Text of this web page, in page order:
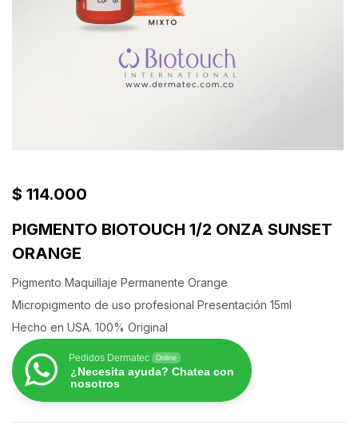
$ 114.000
PIGMENTO BIOTOUCH 1/2 ONZA SUNSET
ORANGE
Pigmento Maquillaje Permanente Orange
Micropigmento de uso profesional Presentación 15ml
Hecho en USA. 100% Original
Pedidos Dermatec Online
¿Necesita ayuda? Chatea con
nosotros